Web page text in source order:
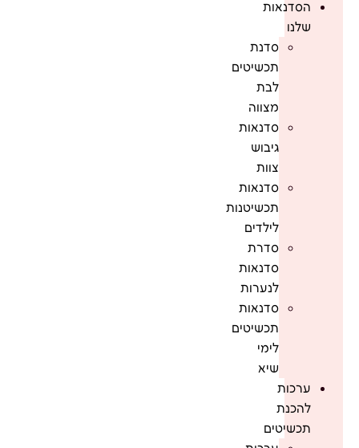
הסדנאות
שלנו
סדנת
תכשיטים
לבת
מצווה
סדנאות
גיבוש
צוות
סדנאות
תכשיטנות
לילדים
סדרת
סדנאות
לנערות
סדנאות
תכשיטים
לימי
שיא
ערכות
להכנת
תכשיטים